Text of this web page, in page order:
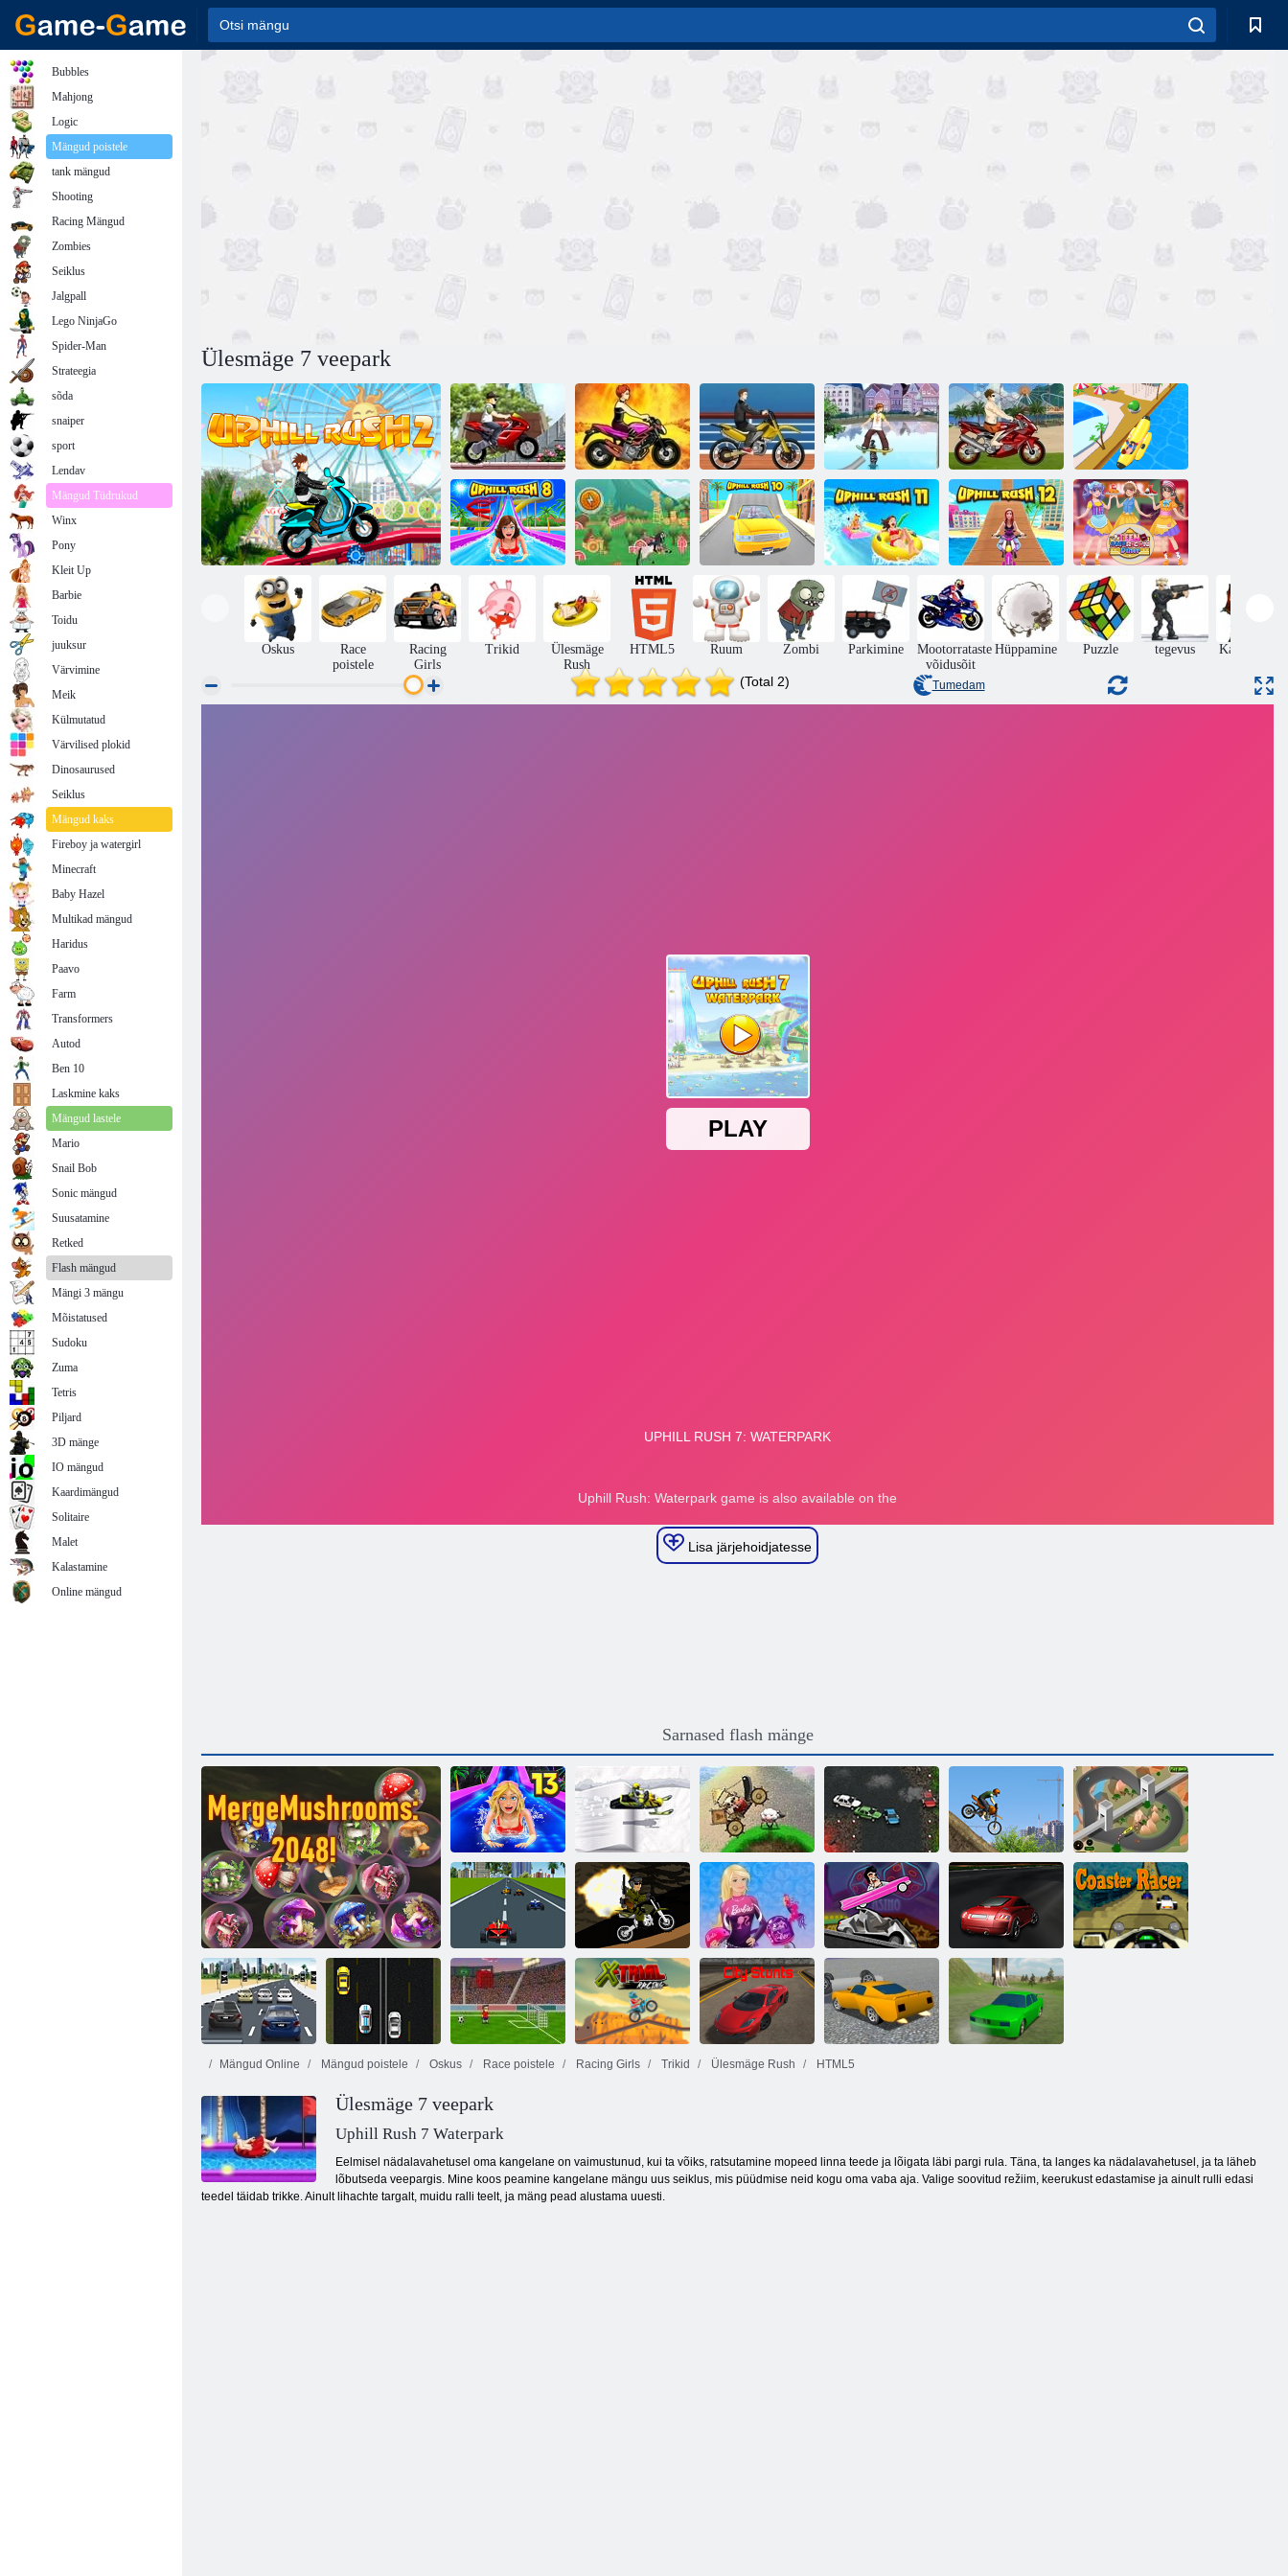
Ülesmäge 7 veepark
Ülesmäge
kiirustada 3
Ülesmäge Rush
4
Ülesmäge
kiirustada 5
Ülesmäge Rush
Ülesmäge Rush
6
Ülesmäge Rush
Slide Jump
Ülesmäge
kiirustamine 8
Ülesmäge
kiirustamine 9
Ülesmäge
kiirustamine 10
Ülesmäge
kiirustamine 11
Ülesmäge
kiirustamine 12
Teismeline
ameeriklane
söögikoht
Oskus
Race
poistele
Racing
Girls
Trikid
Ülesmäge
Rush
HTML5 Ruum Zombi Parkimine
Mootorrataste
võidusõit
Hüppamine Puzzle tegevus Kaitse lossi
(Total 2) Tumedam
Lisa järjehoidjatesse
Sarnased flash mänge
Mergemushrooms: 2048!
Ülesmäge
kiirustamine 13
Skidoo TT
Drive Angry
Orc
Death Race
Võidusõidu
ehitusplatsil
Arvestades rassi
tipust
Extreme Racing Sõjalise Race
Barbie: Reis
stiilne bike
Raske Las
Vegas
3D rassi Audi
3D rassi FBI Ahistamine Jalgpall trikid
Mängud Online Mängud poistele Oskus Race poistele Racing Girls Trikid Ülesmäge Rush HTML5
Ülesmäge 7 veepark
Uphill Rush 7 Waterpark
Eelmisel nädalavahetusel oma kangelane on vaimustunud, kui ta võiks, ratsutamine mopeed linna teede ja lõigata läbi pargi rula. Täna, ta langes ka nädalavahetusel, ja ta läheb
lõbutseda veepargis. Mine koos peamine kangelane mängu uus seiklus, mis püüdmise neid kogu oma vaba aja. Valige soovitud režiim, keerukust edastamise ja ainult rulli edasi
teedel täidab trikke. Ainult lihachte targalt, muidu ralli teelt, ja mäng pead alustama uuesti.
Bubbles
Mahjong
Logic
Mängud poistele
tank mängud
Shooting
Racing Mängud
Zombies
Seiklus
Jalgpall
Lego NinjaGo
Spider-Man
Strateegia
sõda
snaiper
sport
Lendav
Mängud Tüdrukud
Winx
Pony
Kleit Up
Barbie
Toidu
juuksur
Värvimine
Meik
Külmutatud
Värvilised plokid
Dinosaurused
Seiklus
Mängud kaks
Fireboy ja watergirl
Minecraft
Baby Hazel
Multikad mängud
Haridus
Paavo
Farm
Transformers
Autod
Ben 10
Laskmine kaks
Mängud lastele
Mario
Snail Bob
Sonic mängud
Suusatamine
Retked
Flash mängud
Mängi 3 mängu
Mõistatused
Sudoku
Zuma
Tetris
Piljard
3D mänge
IO mängud
Kaardimängud
Solitaire
Malet
Kalastamine
Online mängud